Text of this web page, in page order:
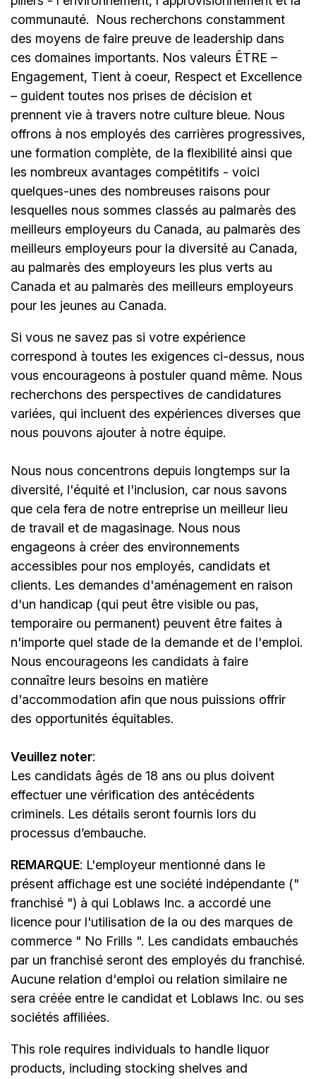
communauté.
Nous recherchons constamment
des moyens de faire preuve de leadership dans
ces domaines importants. Nos valeurs ÊTRE –
Engagement, Tient à coeur, Respect et Excellence
– guident toutes nos prises de décision et
prennent vie à travers notre culture bleue. Nous
offrons à nos employés des carrières progressives,
une formation complète, de la flexibilité ainsi que
les nombreux avantages compétitifs - voici
quelques-unes des nombreuses raisons pour
lesquelles nous sommes classés au palmarès des
meilleurs employeurs du Canada, au palmarès des
meilleurs employeurs pour la diversité au Canada,
au palmarès des employeurs les plus verts au
Canada et au palmarès des meilleurs employeurs
pour les jeunes au Canada.
Si vous ne savez pas si votre expérience
correspond à toutes les exigences ci-dessus, nous
vous encourageons à postuler quand même. Nous
recherchons des perspectives de candidatures
variées, qui incluent des expériences diverses que
nous pouvons ajouter à notre équipe.
Nous nous concentrons depuis longtemps sur la
diversité, l'équité et l'inclusion, car nous savons
que cela fera de notre entreprise un meilleur lieu
de travail et de magasinage. Nous nous
engageons à créer des environnements
accessibles pour nos employés, candidats et
clients. Les demandes d'aménagement en raison
d'un handicap (qui peut être visible ou pas,
temporaire ou permanent) peuvent être faites à
n'importe quel stade de la demande et de l'emploi.
Nous encourageons les candidats à faire
connaître leurs besoins en matière
d'accommodation afin que nous puissions offrir
des opportunités équitables.
Veuillez noter:
Les candidats âgés de 18 ans ou plus doivent
effectuer une vérification des antécédents
criminels. Les détails seront fournis lors du
processus d’embauche.
REMARQUE: L'employeur mentionné dans le
présent affichage est une société indépendante ("
franchisé ") à qui Loblaws Inc. a accordé une
licence pour l'utilisation de la ou des marques de
commerce " No Frills ". Les candidats embauchés
par un franchisé seront des employés du franchisé.
Aucune relation d'emploi ou relation similaire ne
sera créée entre le candidat et Loblaws Inc. ou ses
sociétés affiliées.
This role requires individuals to handle liquor
products, including stocking shelves and